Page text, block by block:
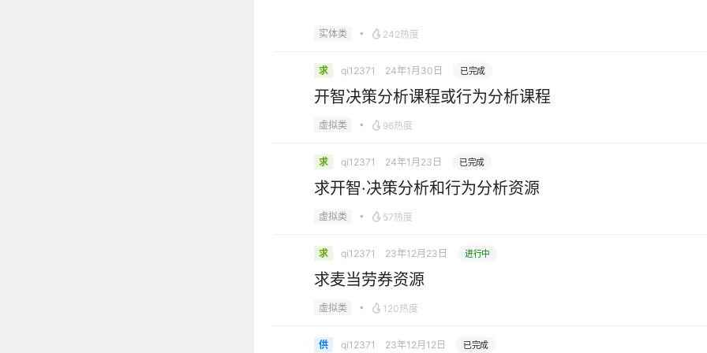
实体类 • 242热度
求 qi12371 24年1月30日 已完成
开智决策分析课程或行为分析课程
虚拟类 • 96热度
求 qi12371 24年1月23日 已完成
求开智·决策分析和行为分析资源
虚拟类 • 57热度
求 qi12371 23年12月23日 进行中
求麦当劳券资源
虚拟类 • 120热度
供 qi12371 23年12月12日 已完成